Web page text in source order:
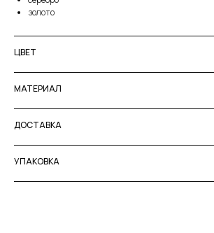
золото
ЦВЕТ
МАТЕРИАЛ
ДОСТАВКА
УПАКОВКА